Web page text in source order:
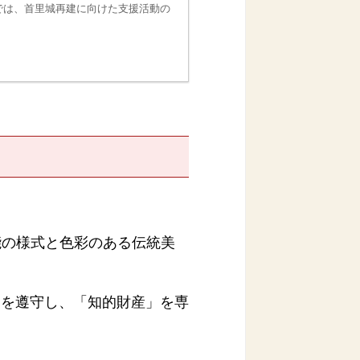
、首里城再建に向けた支援活動の
様式と色彩のある伝統美
遵守し、「知的財産」を専